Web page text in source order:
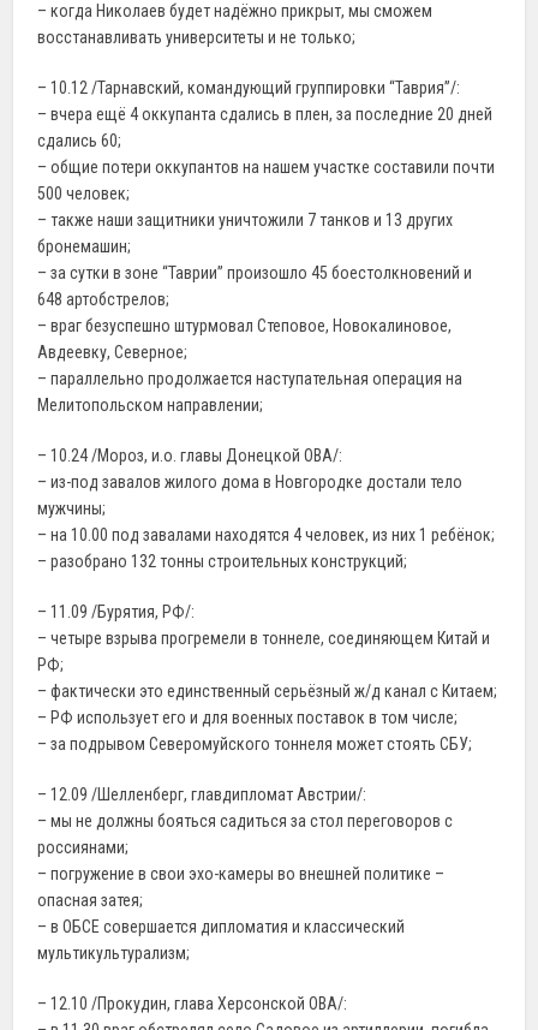
– когда Николаев будет надёжно прикрыт, мы сможем
восстанавливать университеты и не только;
– 10.12 /Тарнавский, командующий группировки “Таврия”/:
– вчера ещё 4 оккупанта сдались в плен, за последние 20 дней
сдались 60;
– общие потери оккупантов на нашем участке составили почти
500 человек;
– также наши защитники уничтожили 7 танков и 13 других
бронемашин;
– за сутки в зоне “Таврии” произошло 45 боестолкновений и
648 артобстрелов;
– враг безуспешно штурмовал Степовое, Новокалиновое,
Авдеевку, Северное;
– параллельно продолжается наступательная операция на
Мелитопольском направлении;
– 10.24 /Мороз, и.о. главы Донецкой ОВА/:
– из-под завалов жилого дома в Новгородке достали тело
мужчины;
– на 10.00 под завалами находятся 4 человек, из них 1 ребёнок;
– разобрано 132 тонны строительных конструкций;
– 11.09 /Бурятия, РФ/:
– четыре взрыва прогремели в тоннеле, соединяющем Китай и
РФ;
– фактически это единственный серьёзный ж/д канал с Китаем;
– РФ использует его и для военных поставок в том числе;
– за подрывом Северомуйского тоннеля может стоять СБУ;
– 12.09 /Шелленберг, главдипломат Австрии/:
– мы не должны бояться садиться за стол переговоров с
россиянами;
– погружение в свои эхо-камеры во внешней политике –
опасная затея;
– в ОБСЕ совершается дипломатия и классический
мультикультурализм;
– 12.10 /Прокудин, глава Херсонской ОВА/: